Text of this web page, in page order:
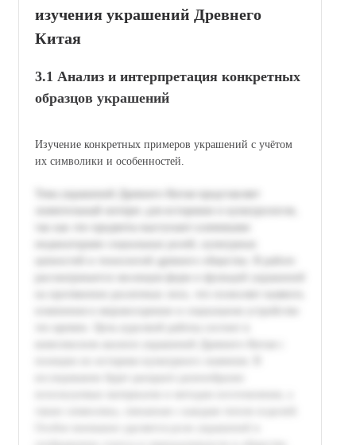
изучения украшений Древнего
Китая
3.1 Анализ и интерпретация конкретных
образцов украшений
Изучение конкретных примеров украшений с учётом
их символики и особенностей.